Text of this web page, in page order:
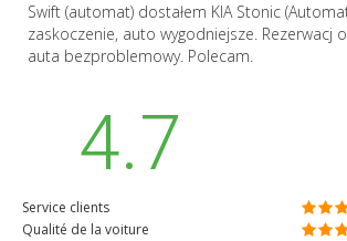
Swift (automat) dostałem KIA Stonic
zaskoczenie, auto wygodniejsze. Rezerwacj
auta bezproblemowy. Polecam.
4.7
Service clients
Qualité de la voiture